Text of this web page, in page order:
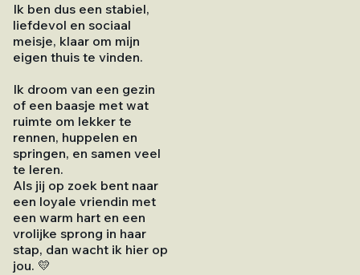
Ik ben dus een stabiel,
liefdevol en sociaal
meisje, klaar om mijn
eigen thuis te vinden.
Ik droom van een gezin
of een baasje met wat
ruimte om lekker te
rennen, huppelen en
springen, en samen veel
te leren.
Als jij op zoek bent naar
een loyale vriendin met
een warm hart en een
vrolijke sprong in haar
stap, dan wacht ik hier op
jou. 💛